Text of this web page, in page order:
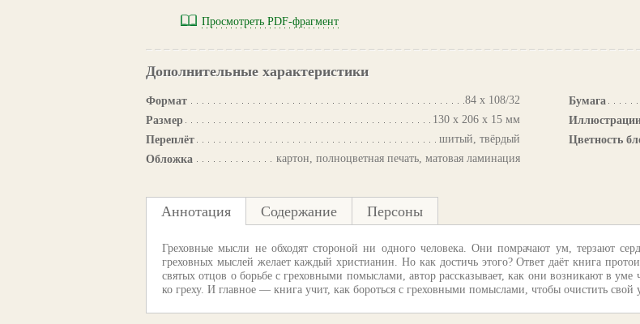
Просмотреть PDF-фрагмент
Дополнительные характеристики
Формат
84 х 108/32
Размер
130 х 206 х 15 мм
Переплёт
шитый, твёрдый
Обложка
картон, полноцветная печать, матовая ламинация
Бумага
Цветность
Аннотация Содержание Персоны
Греховные мысли не обходят стороной ни одного человека. Они помрачают ум, терзают
греховных мыслей желает каждый христианин. Но как достичь этого? Ответ даёт книга
святых отцов о борьбе с греховными помыслами, автор рассказывает, как они возникают в уме
ко греху. И главное — книга учит, как бороться с греховными помыслами, чтобы очистить свой